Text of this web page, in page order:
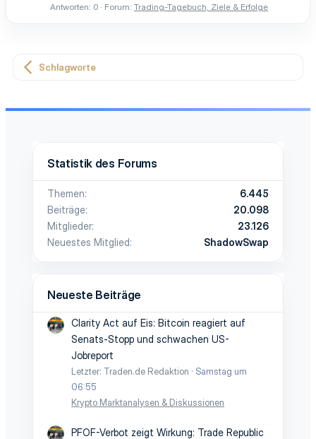
Antworten: 0
Forum: Trading-Tagebuch, Ziele & Erfolge
Schlagworte
Statistik des Forums
Themen
6.445
Beiträge
20.098
Mitglieder
23.126
Neuestes Mitglied
ShadowSwap
Neueste Beiträge
Clarity Act auf Eis: Bitcoin reagiert auf
Senats-Stopp und schwachen US-
Jobreport
Letzter: Traden.de Redaktion
Samstag um
06:55
Krypto Marktanalysen & Diskussionen
PFOF-Verbot zeigt Wirkung: Trade Republic